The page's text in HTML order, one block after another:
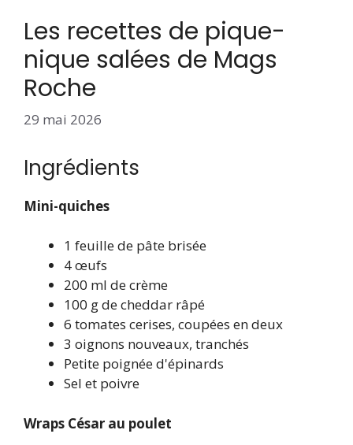
Les recettes de pique-
nique salées de Mags
Roche
29 mai 2026
Ingrédients
Mini-quiches
1 feuille de pâte brisée
4 œufs
200 ml de crème
100 g de cheddar râpé
6 tomates cerises, coupées en deux
3 oignons nouveaux, tranchés
Petite poignée d'épinards
Sel et poivre
Wraps César au poulet